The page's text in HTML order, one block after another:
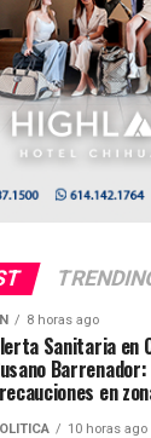
8 horas ago
Sanitaria en
en
10 horas ago